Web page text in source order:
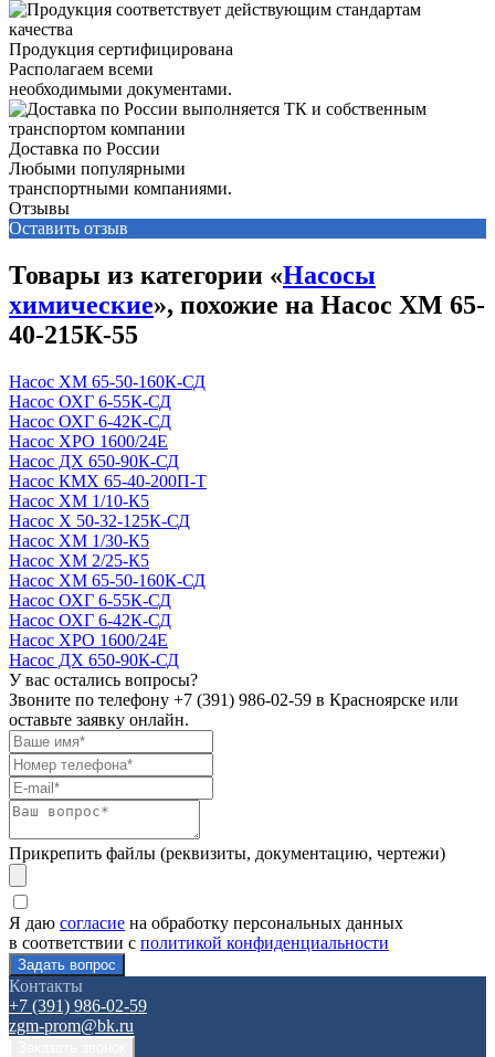
Продукция сертифицирована
Располагаем всеми
необходимыми документами.
Доставка по России
Любыми популярными
транспортными компаниями.
Отзывы
Оставить отзыв
Товары из категории «Насосы
химические», похожие на Насос ХМ 65-
40-215К-55
Насос ХМ 65-50-160К-СД
Насос ОХГ 6-55К-СД
Насос ОХГ 6-42К-СД
Насос ХРО 1600/24Е
Насос ДХ 650-90К-СД
Насос КМХ 65-40-200П-Т
Насос ХМ 1/10-К5
Насос Х 50-32-125К-СД
Насос ХМ 1/30-К5
Насос ХМ 2/25-К5
Насос ХМ 65-50-160К-СД
Насос ОХГ 6-55К-СД
Насос ОХГ 6-42К-СД
Насос ХРО 1600/24Е
Насос ДХ 650-90К-СД
У вас остались вопросы?
Звоните по телефону +7 (391) 986-02-59 в Красноярске или
оставьте заявку онлайн.
Прикрепить файлы (реквизиты, документацию, чертежи)
Я даю согласие на обработку персональных данных
в соответствии с политикой конфиденциальности
Контакты
+7 (391) 986-02-59
zgm-prom@bk.ru